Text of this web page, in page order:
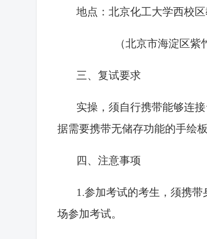
地点 ：北京化工大学西校
（北京市海淀区紫竹
三、复试要求
实操，须自行携带能够连
据需要携带无储存功能的手绘板
四、注意事项
1.参加考试的考生，须携
场参加考试。